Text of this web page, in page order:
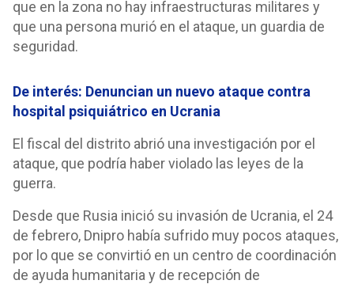
que en la zona no hay infraestructuras militares y
que una persona murió en el ataque, un guardia de
seguridad.
De interés: Denuncian un nuevo ataque contra
hospital psiquiátrico en Ucrania
El fiscal del distrito abrió una investigación por el
ataque, que podría haber violado las leyes de la
guerra.
Desde que Rusia inició su invasión de Ucrania, el 24
de febrero, Dnipro había sufrido muy pocos ataques,
por lo que se convirtió en un centro de coordinación
de ayuda humanitaria y de recepción de